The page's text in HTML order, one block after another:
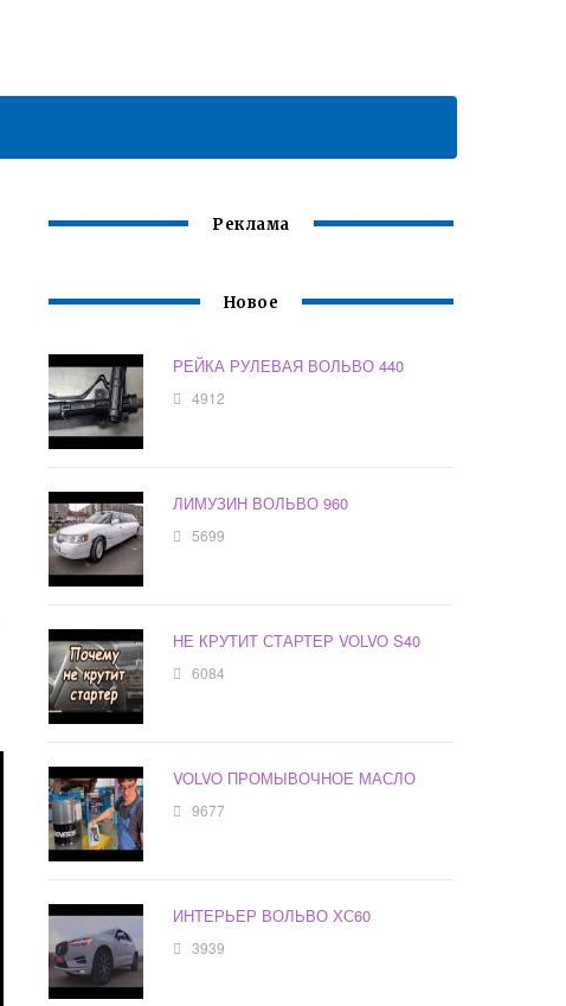
Реклама
Новое
РЕЙКА РУЛЕВАЯ ВОЛЬВО 440
4912
ЛИМУЗИН ВОЛЬВО 960
5699
НЕ КРУТИТ СТАРТЕР VOLVO S40
6084
VOLVO ПРОМЫВОЧНОЕ МАСЛО
9677
ИНТЕРЬЕР ВОЛЬВО ХС60
3939